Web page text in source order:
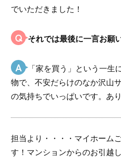
でいただきました！
Q それでは最後に一言お願
A 「家を買う」という一生
物で、不安だらけのなか沢山
の気持ちでいっぱいです。あ
担当より・・・・マイホーム
す！マンションからのお引越